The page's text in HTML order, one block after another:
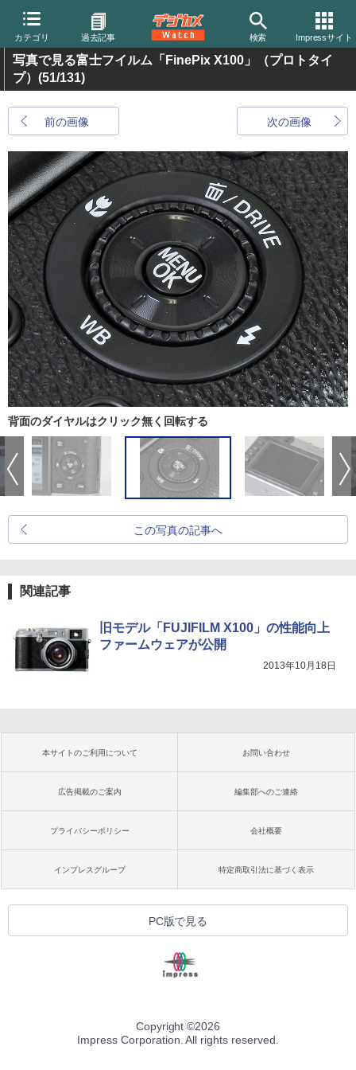
カテゴリ 過去記事 検索 Impressサイト
写真で見る富士フイルム「FinePix X100」（プロトタイ
プ） (51/131)
前の画像 次の画像
背面のダイヤルはクリック無く回転する
この写真の記事へ
関連記事
旧モデル「FUJIFILM X100」の性能向上
ファームウェアが公開
2013年10月18日
本サイトのご利用について お問い合わせ
広告掲載のご案内 編集部へのご連絡
プライバシーポリシー 会社概要
インプレスグループ 特定商取引法に基づく表示
PC版で見る
Copyright ©2026
Impress Corporation. All rights reserved.